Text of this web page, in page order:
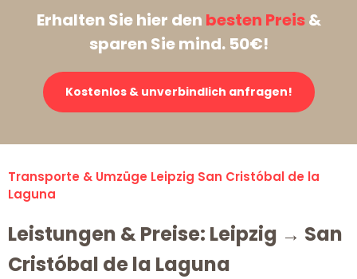
Erhalten Sie hier den besten Preis&
sparen Sie mind. 50€!
Kostenlos & unverbindlich anfragen!
Transporte & Umzüge Leipzig San Cristóbal de la
Laguna
Leistungen & Preise: Leipzig → San
Cristóbal de la Laguna